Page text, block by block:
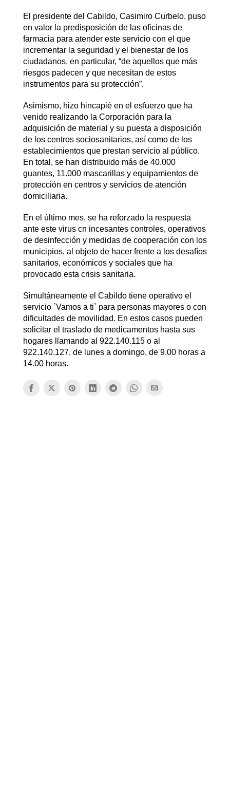
El presidente del Cabildo, Casimiro Curbelo, puso
en valor la predisposición de las oficinas de
farmacia para atender este servicio con el que
incrementar la seguridad y el bienestar de los
ciudadanos, en particular, “de aquellos que más
riesgos padecen y que necesitan de estos
instrumentos para su protección”.
Asimismo, hizo hincapié en el esfuerzo que ha
venido realizando la Corporación para la
adquisición de material y su puesta a disposición
de los centros sociosanitarios, así como de los
establecimientos que prestan servicio al público.
En total, se han distribuido más de 40.000
guantes, 11.000 mascarillas y equipamientos de
protección en centros y servicios de atención
domiciliaria.
En el último mes, se ha reforzado la respuesta
ante este virus cn incesantes controles, operativos
de desinfección y medidas de cooperación con los
municipios, al objeto de hacer frente a los desafíos
sanitarios, económicos y sociales que ha
provocado esta crisis sanitaria.
Simultáneamente el Cabildo tiene operativo el
servicio ´Vamos a ti` para personas mayores o con
dificultades de movilidad. En estos casos pueden
solicitar el traslado de medicamentos hasta sus
hogares llamando al 922.140.115 o al
922.140.127, de lunes a domingo, de 9.00 horas a
14.00 horas.